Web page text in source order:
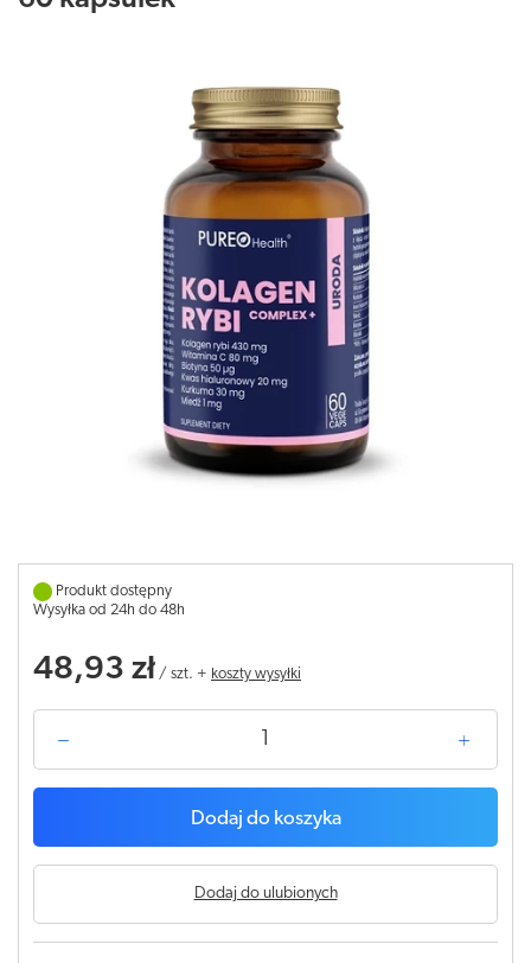
Produkt dostępny
Wysyłka od 24h do 48h
48,93 zł / szt. + koszty wysyłki
Dodaj do koszyka
Dodaj do ulubionych